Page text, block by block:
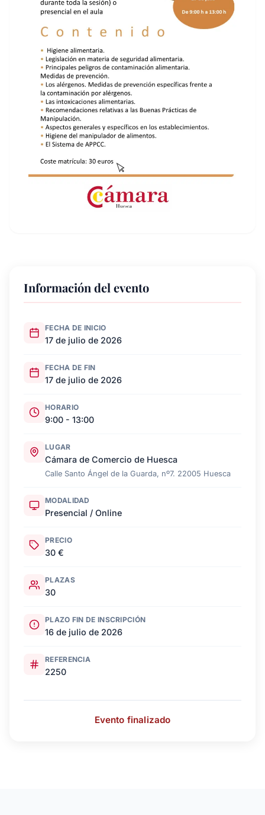
Información del evento
FECHA DE INICIO
17 de julio de 2026
FECHA DE FIN
17 de julio de 2026
HORARIO
9:00 - 13:00
LUGAR
Cámara de Comercio de Huesca
Calle Santo Ángel de la Guarda, nº7. 22005 Huesca
MODALIDAD
Presencial / Online
PRECIO
30 €
PLAZAS
30
PLAZO FIN DE INSCRIPCIÓN
16 de julio de 2026
REFERENCIA
2250
Evento finalizado